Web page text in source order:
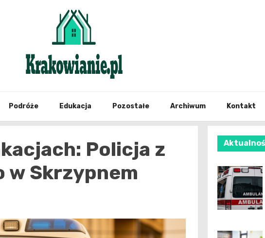
Podróże Edukacja Pozostałe Archiwum Kontakt
Policja z
Skrzypnem